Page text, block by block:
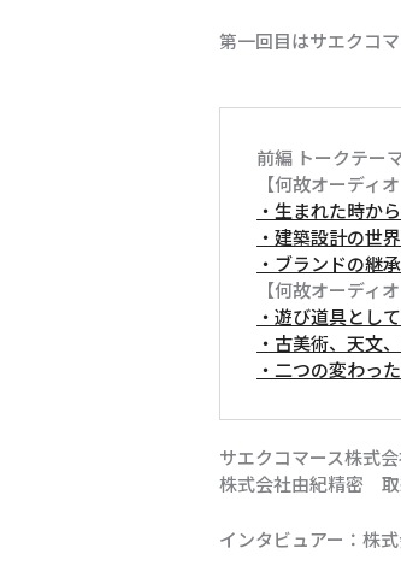
第一回目はサエクコ
前編 トークテー
【何故オーディ
・生まれた時か
・建築設計の世
・ブランドの継
【何故オーディ
・遊び道具とし
・古美術、天文
・二つの変わっ
サエクコマース株式
株式会社由紀精密
インタビュアー：株